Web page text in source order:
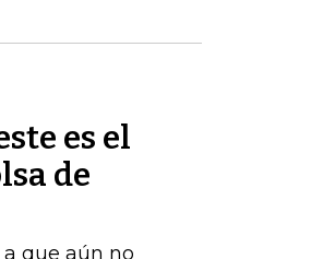
es el
de
a que aún no